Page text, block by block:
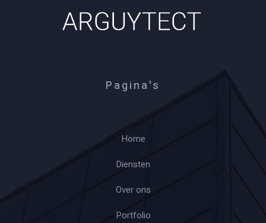
Pagina's
Home
Diensten
Over ons
Portfolio